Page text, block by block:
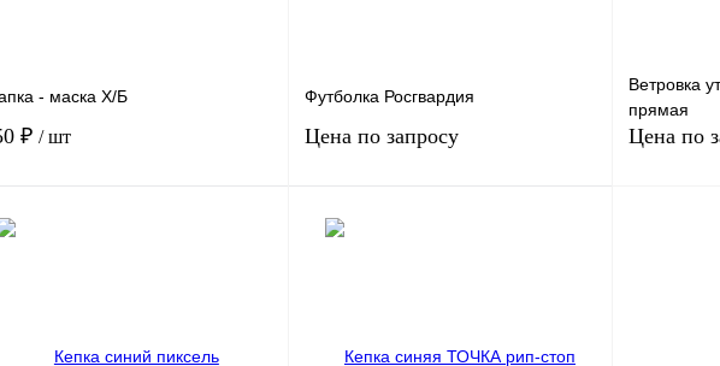
- маска Х/Б
₽ / шт
Футболка Росгвардия
Цена по запросу
Ветровка
прямая
Цена по